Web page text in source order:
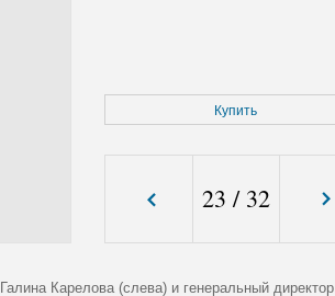
Купить
23 / 32
Карелова (слева) и генеральный директор